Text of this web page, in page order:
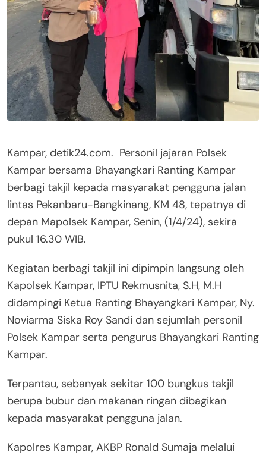
Kampar, detik24.com. Personil jajaran Polsek
Kampar bersama Bhayangkari Ranting Kampar
berbagi takjil kepada masyarakat pengguna jalan
lintas Pekanbaru-Bangkinang, KM 48, tepatnya di
depan Mapolsek Kampar, Senin, (1/4/24), sekira
pukul 16.30 WIB.
Kegiatan berbagi takjil ini dipimpin langsung oleh
Kapolsek Kampar, IPTU Rekmusnita, S.H, M.H
didampingi Ketua Ranting Bhayangkari Kampar, Ny.
Noviarma Siska Roy Sandi dan sejumlah personil
Polsek Kampar serta pengurus Bhayangkari Ranting
Kampar.
Terpantau, sebanyak sekitar 100 bungkus takjil
berupa bubur dan makanan ringan dibagikan
kepada masyarakat pengguna jalan.
Kapolres Kampar, AKBP Ronald Sumaja melalui